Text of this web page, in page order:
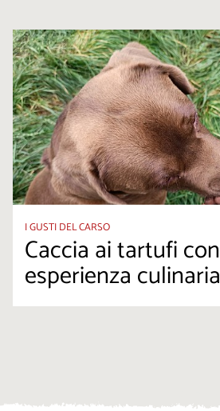
I GUSTI DEL CARSO
Caccia ai tartufi con
esperienza culinaria